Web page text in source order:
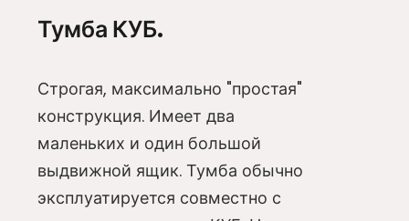
Тумба КУБ.
Строгая, максимально "простая"
конструкция. Имеет два
маленьких и один большой
выдвижной ящик. Тумба обычно
эксплуатируется совместно с